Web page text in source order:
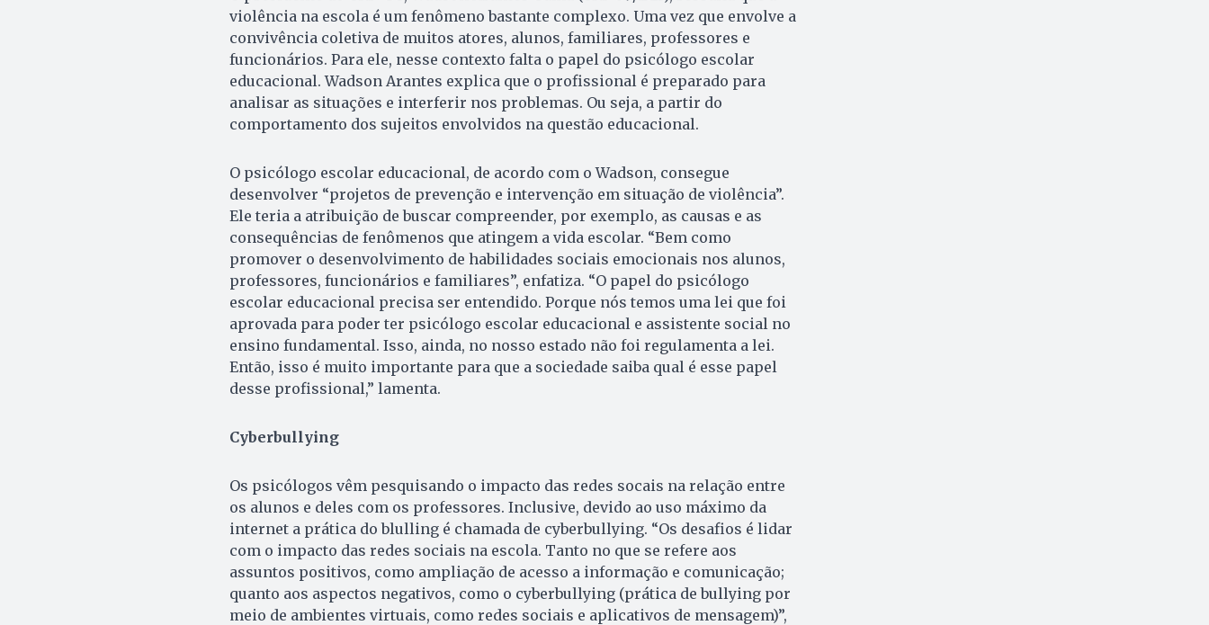
violência na escola é um fenômeno bastante complexo. Uma vez que envolve a
convivência coletiva de muitos atores, alunos, familiares, professores e
funcionários. Para ele, nesse contexto falta o papel do psicólogo escolar
educacional. Wadson Arantes explica que o profissional é preparado para
analisar as situações e interferir nos problemas. Ou seja, a partir do
comportamento dos sujeitos envolvidos na questão educacional.
O psicólogo escolar educacional, de acordo com o Wadson, consegue
desenvolver “projetos de prevenção e intervenção em situação de violência”.
Ele teria a atribuição de buscar compreender, por exemplo, as causas e as
consequências de fenômenos que atingem a vida escolar. “Bem como
promover o desenvolvimento de habilidades sociais emocionais nos alunos,
professores, funcionários e familiares”, enfatiza. “O papel do psicólogo
escolar educacional precisa ser entendido. Porque nós temos uma lei que foi
aprovada para poder ter psicólogo escolar educacional e assistente social no
ensino fundamental. Isso, ainda, no nosso estado não foi regulamenta a lei.
Então, isso é muito importante para que a sociedade saiba qual é esse papel
desse profissional,” lamenta.
Cyberbullying
Os psicólogos vêm pesquisando o impacto das redes socais na relação entre
os alunos e deles com os professores. Inclusive, devido ao uso máximo da
internet a prática do blulling é chamada de cyberbullying. “Os desafios é lidar
com o impacto das redes sociais na escola. Tanto no que se refere aos
assuntos positivos, como ampliação de acesso a informação e comunicação;
quanto aos aspectos negativos, como o cyberbullying (prática de bullying por
meio de ambientes virtuais, como redes sociais e aplicativos de mensagem)”,